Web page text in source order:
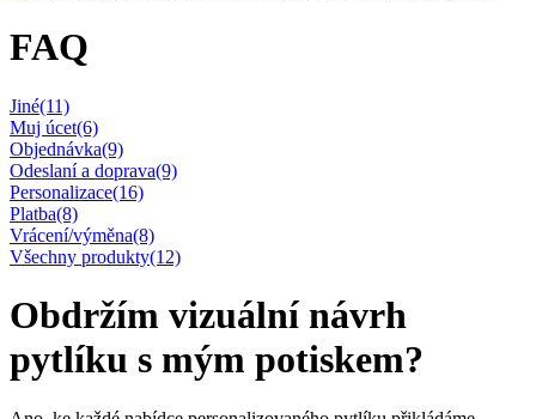
FAQ
Jiné(11)
Muj úcet(6)
Objednávka(9)
Odeslaní a doprava(9)
Personalizace(16)
Platba(8)
Vrácení/výměna(8)
Všechny produkty(12)
Obdržím vizuální návrh
pytlíku s mým potiskem?